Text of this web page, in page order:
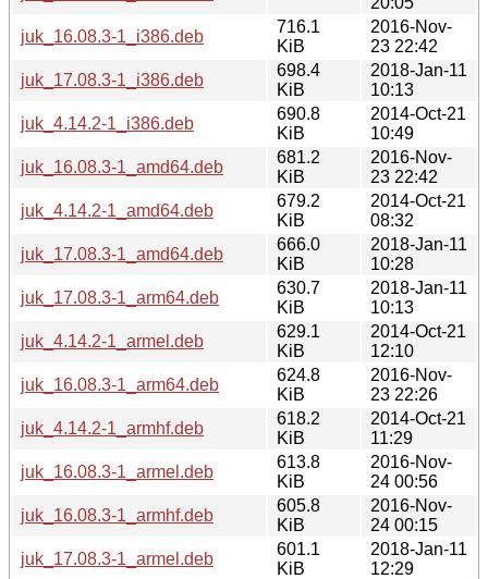
juk_16.08.3-1_i386.deb
716.1
KiB
2016-Nov-
23 22:42
juk_17.08.3-1_i386.deb
698.4
KiB
2018-Jan-11
10:13
juk_4.14.2-1_i386.deb
690.8
KiB
2014-Oct-21
10:49
juk_16.08.3-1_amd64.deb
681.2
KiB
2016-Nov-
23 22:42
juk_4.14.2-1_amd64.deb
679.2
KiB
2014-Oct-21
08:32
juk_17.08.3-1_amd64.deb
666.0
KiB
2018-Jan-11
10:28
juk_17.08.3-1_arm64.deb
630.7
KiB
2018-Jan-11
10:13
juk_4.14.2-1_armel.deb
629.1
KiB
2014-Oct-21
12:10
juk_16.08.3-1_arm64.deb
624.8
KiB
2016-Nov-
23 22:26
juk_4.14.2-1_armhf.deb
618.2
KiB
2014-Oct-21
11:29
juk_16.08.3-1_armel.deb
613.8
KiB
2016-Nov-
24 00:56
juk_16.08.3-1_armhf.deb
605.8
KiB
2016-Nov-
24 00:15
juk_17.08.3-1_armel.deb
601.1
KiB
2018-Jan-11
12:29